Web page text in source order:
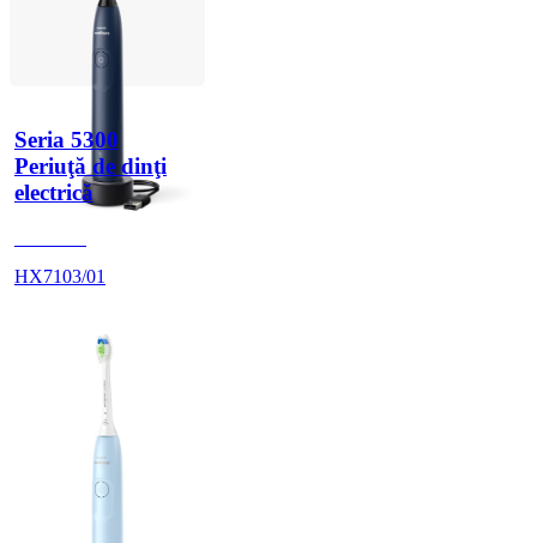
Seria 5300
Periuţă de dinţi
electrică
HX7103/01